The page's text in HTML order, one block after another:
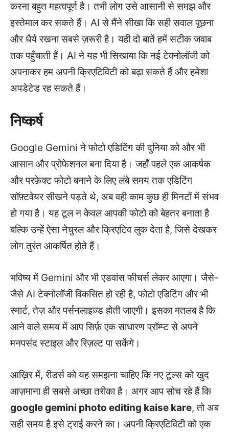
करना बहुत महत्वपूर्ण है। तभी लोग उसे आसानी से समझ और
इस्तेमाल कर सकते हैं। AI से मैंने सीखा कि सही सवाल पूछना
और धैर्य रखना सबसे ज़रूरी है। यही दो बातें हमें सटीक जवाब
तक पहुँचाती हैं। AI ने यह भी सिखाया कि नई टेक्नोलॉजी को
अपनाकर हम अपनी क्रिएटिविटी को बढ़ा सकते हैं और हमेशा
अपडेटेड रह सकते हैं।
निष्कर्ष
Google Gemini ने फोटो एडिटिंग की दुनिया को और भी
आसान और प्रोफेशनल बना दिया है। जहाँ पहले एक आकर्षक
और परफ़ेक्ट फोटो बनाने के लिए लंबे समय तक एडिटिंग
सॉफ़्टवेयर सीखने पड़ते थे, अब वही काम कुछ ही मिनटों में संभव
हो गया है। यह टूल न केवल आपकी फोटो को बेहतर बनाता है
बल्कि उन्हें ऐसा नेचुरल और क्रिएटिव लुक देता है, जिसे देखकर
लोग तुरंत आकर्षित होते हैं।
भविष्य में Gemini और भी एडवांस फीचर्स लेकर आएगा। जैसे-
जैसे AI टेक्नोलॉजी विकसित हो रही है, फोटो एडिटिंग और भी
स्मार्ट, तेज़ और पर्सनलाइज़्ड होती जाएगी। इसका मतलब है कि
आने वाले समय में आप सिर्फ़ एक साधारण प्रॉम्प्ट से अपने
मनपसंद स्टाइल और रिज़ल्ट पा सकेंगे।
आख़िर में, रीडर्स को यह समझना चाहिए कि नए टूल्स को खुद
आज़माना ही सबसे अच्छा तरीका है। अगर आप सोच रहे हैं कि
google gemini photo editing kaise kare, तो अब
सही समय है इसे ट्राई करने का। अपनी क्रिएटिविटी को एक